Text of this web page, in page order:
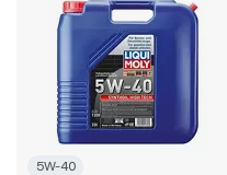
5W-40